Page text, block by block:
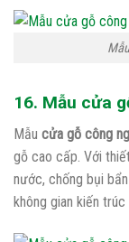
16. Mẫu cửa
Mẫu cửa gỗ công
gỗ cao cấp. Với
nước, chống bụi
không gian kiến